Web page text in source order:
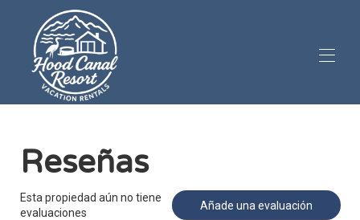
Mirador de lujo
Reseñas ▾
Visitas a la propiedad ▾
Reseñas
Esta propiedad aún no tiene
evaluaciones
Añade una evaluación